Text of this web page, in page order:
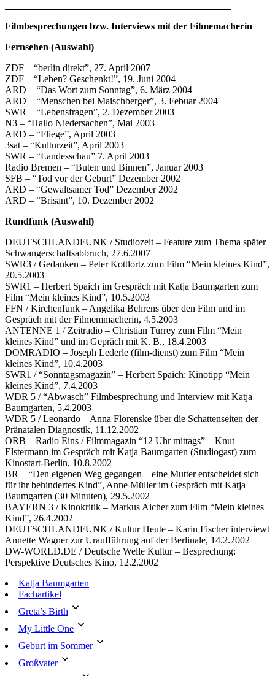
Filmbesprechungen bzw. Interviews mit der Filmemacherin
Fernsehen (Auswahl)
ZDF – “berlin direkt”, 27. April 2007
ZDF – “Leben? Geschenkt!”, 19. Juni 2004
ARD – “Das Wort zum Sonntag”, 6. März 2004
ARD – “Menschen bei Maischberger”, 3. Febuar 2004
SWR – “Lebensfragen”, 2. Dezember 2003
N3 – “Hallo Niedersachen”, Mai 2003
ARD – “Fliege”, April 2003
3sat – “Kulturzeit”, April 2003
SWR – “Landesschau” 7. April 2003
Radio Bremen – “Buten und Binnen”, Januar 2003
SFB – “Tod vor der Geburt” Dezember 2002
ARD – “Gewaltsamer Tod” Dezember 2002
ARD – “Brisant”, 10. Dezember 2002
Rundfunk (Auswahl)
DEUTSCHLANDFUNK / Studiozeit – Feature zum Thema später
Schwangerschaftsabbruch, 27.6.2007
SWR3 / Gedanken – Peter Kottlortz zum Film “Mein kleines Kind”,
20.5.2003
SWR1 – Herbert Spaich im Gespräch mit Katja Baumgarten zum
Film “Mein kleines Kind”, 10.5.2003
FFN / Kirchenfunk – Angelika Behrens über den Film und im
Gespräch mit der Filmemmacherin, 4.5.2003
ANTENNE 1 / Zeitradio – Christian Turrey zum Film “Mein
kleines Kind” und im Gepräch mit K. B., 18.4.2003
DOMRADIO – Joseph Lederle (film-dienst) zum Film “Mein
kleines Kind”, 10.4.2003
SWR1 / “Sonntagsmagazin” – Herbert Spaich: Kinotipp “Mein
kleines Kind”, 7.4.2003
WDR 5 / “Abwasch” Filmbesprechung und Interview mit Katja
Baumgarten, 5.4.2003
WDR 5 / Leonardo – Anna Florenske über die Schattenseiten der
Pränatalen Diagnostik, 11.12.2002
ORB – Radio Eins / Filmmagazin “12 Uhr mittags” – Knut
Elstermann im Gespräch mit Katja Baumgarten (Studiogast) zum
Kinostart-Berlin, 10.8.2002
BR – “Den eigenen Weg gegangen – eine Mutter entscheidet sich
für ihr behindertes Kind”, Anne Müller im Gespräch mit Katja
Baumgarten (30 Minuten), 29.5.2002
BAYERN 3 / Kinokritik – Markus Aicher zum Film “Mein kleines
Kind”, 26.4.2002
DEUTSCHLANDFUNK / Kultur Heute – Karin Fischer interviewt
Annette Wagner zur Uraufführung auf der Berlinale, 14.2.2002
DW-WORLD.DE / Deutsche Welle Kultur – Besprechung:
Perspektive Deutsches Kino, 12.2.2002
Katja Baumgarten
Fachartikel
Greta’s Birth
My Little One
Geburt im Sommer
Großvater